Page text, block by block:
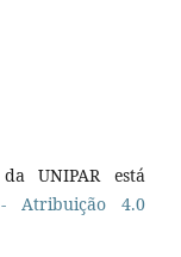
UNIPAR está
- Atribuição 4.0